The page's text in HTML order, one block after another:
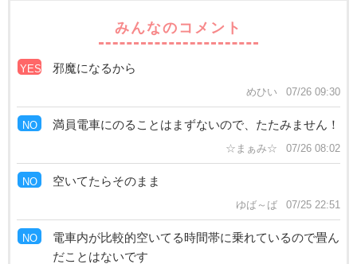
みんなのコメント
YES 邪魔になるから
めひい 07/26 09:30
NO 満員電車にのることはまずないので、たたみません！
☆まぁみ☆ 07/26 08:02
NO 空いてたらそのまま
ゆば～ば 07/25 22:51
NO
電車内が比較的空いてる時間帯に乗れているので畳ん
だことはないです